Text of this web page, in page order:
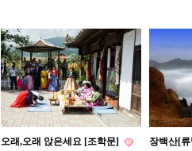
오래,오래 앉은세요 [조학문]
장백산[